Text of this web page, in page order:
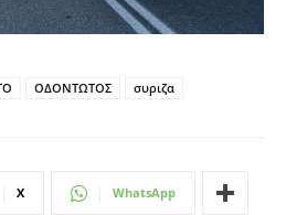
ΟΔΟΝΤΩΤΟΣ συριζα
X WhatsApp